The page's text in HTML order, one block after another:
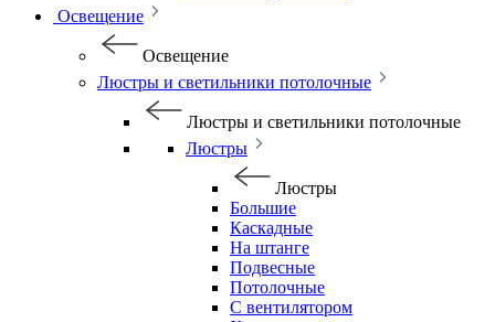
Освещение
Освещение
Люстры и светильники потолочные
Люстры и светильники потолочные
Люстры
Люстры
Большие
Каскадные
На штанге
Подвесные
Потолочные
С вентилятором